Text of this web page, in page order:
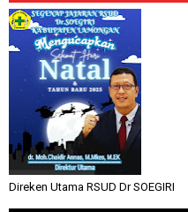
Direken Utama RSUD Dr SOEGIRI